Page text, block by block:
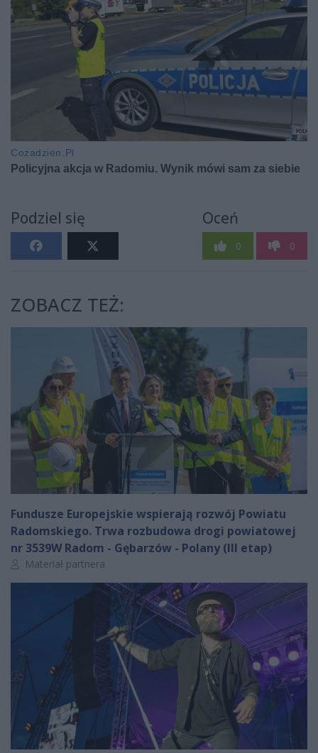
Podziel się Oceń
0 0
ZOBACZ TEŻ:
Fundusze Europejskie wspierają rozwój Powiatu
Radomskiego. Trwa rozbudowa drogi powiatowej
nr 3539W Radom - Gębarzów - Polany (III etap)
Autor artykułu:
Materiał partnera